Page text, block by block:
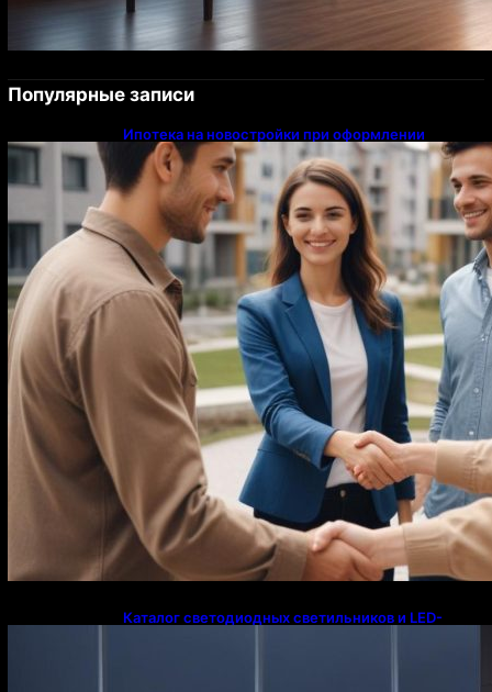
Популярные записи
Ипотека на новостройки при оформлении
напрямую у застройщика
Каталог светодиодных светильников и LED-